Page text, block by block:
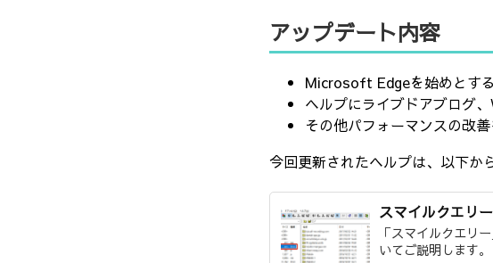
アップデート内容
Microsoft Edgeを始めとす
ヘルプにライブドアブログ
その他パフォーマンスの改善
今回更新されたヘルプは、以下か
スマイルクエリ
「スマイルクエリ
いてご説明します。